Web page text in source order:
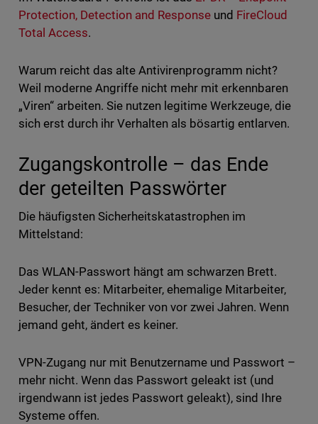
Protection, Detection and Response und FireCloud
Total Access.
Warum reicht das alte Antivirenprogramm nicht?
Weil moderne Angriffe nicht mehr mit erkennbaren
„Viren“ arbeiten. Sie nutzen legitime Werkzeuge, die
sich erst durch ihr Verhalten als bösartig entlarven.
Zugangskontrolle – das Ende
der geteilten Passwörter
Die häufigsten Sicherheitskatastrophen im
Mittelstand:
Das WLAN-Passwort hängt am schwarzen Brett.
Jeder kennt es: Mitarbeiter, ehemalige Mitarbeiter,
Besucher, der Techniker von vor zwei Jahren. Wenn
jemand geht, ändert es keiner.
VPN-Zugang nur mit Benutzername und Passwort –
mehr nicht. Wenn das Passwort geleakt ist (und
irgendwann ist jedes Passwort geleakt), sind Ihre
Systeme offen.